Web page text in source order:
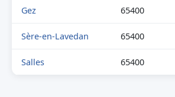
Gez 65400
Sère-en-Lavedan 65400
Salles 65400